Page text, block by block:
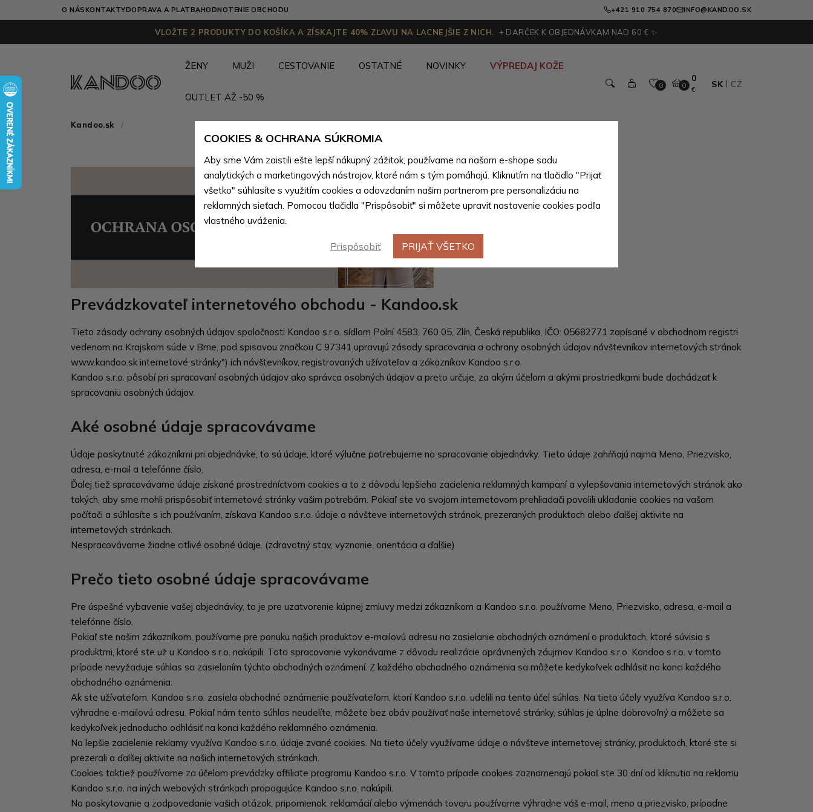
O NÁSKONTAKTYDOPRAVA A PLATBAHODNOTENIE OBCHODU +421 910 754 870 INFO@KANDOO.SK
VLOŽTE 2 PRODUKTY DO KOŠÍKA A ZÍSKAJTE 40% ZĽAVU NA LACNEJŠIE Z NICH. + DARČEK K OBJEDNÁVKAM NAD 60 € ✨
ŽENY MUŽI CESTOVANIE OSTATNÉ NOVINKY VÝPREDAJ KOŽE
OUTLET AŽ -50 %
0 0
0
€
SK CZ
Kandoo.sk
Prevádzkovateľ internetového obchodu - Kandoo.sk
Tieto zásady ochrany osobných údajov spoločnosti Kandoo s.r.o. sídlom Polní 4583, 760 05, Zlín, Česká republika, IČO: 05682771 zapísané v obchodnom registri
vedenom na Krajskom súde v Brne, pod spisovou značkou C 97341 upravujú zásady spracovania a ochrany osobných údajov návštevníkov internetových stránok
www.kandoo.sk internetové stránky") ich návštevníkov, registrovaných užívateľov a zákazníkov Kandoo s.r.o.
Kandoo s.r.o. pôsobí pri spracovaní osobných údajov ako správca osobných údajov a preto určuje, za akým účelom a akými prostriedkami bude dochádzať k
spracovaniu osobných údajov.
Aké osobné údaje spracovávame
Údaje poskytnuté zákazníkmi pri objednávke, to sú údaje, ktoré výlučne potrebujeme na spracovanie objednávky. Tieto údaje zahŕňajú najmä Meno, Priezvisko,
adresa, e-mail a telefónne číslo.
Ďalej tiež spracovávame údaje získané prostredníctvom cookies a to z dôvodu lepšieho zacielenia reklamných kampaní a vylepšovania internetových stránok ako
takých, aby sme mohli prispôsobiť internetové stránky vašim potrebám. Pokiaľ ste vo svojom internetovom prehliadači povolili ukladanie cookies na vašom
počítači a súhlasíte s ich používaním, získava Kandoo s.r.o. údaje o návšteve internetových stránok, prezeraných produktoch alebo ďalšej aktivite na
internetových stránkach.
Nespracovávame žiadne citlivé osobné údaje. (zdravotný stav, vyznanie, orientácia a ďalšie)
Prečo tieto osobné údaje spracovávame
Pre úspešné vybavenie vašej objednávky, to je pre uzatvorenie kúpnej zmluvy medzi zákazníkom a Kandoo s.r.o. používame Meno, Priezvisko, adresa, e-mail a
telefónne číslo.
Pokiaľ ste našim zákazníkom, používame pre ponuku našich produktov e-mailovú adresu na zasielanie obchodných oznámení o produktoch, ktoré súvisia s
produktmi, ktoré ste už u Kandoo s.r.o. nakúpili. Toto spracovanie vykonávame z dôvodu realizácie oprávnených záujmov Kandoo s.r.o. Kandoo s.r.o. v tomto
prípade nevyžaduje súhlas so zasielaním týchto obchodných oznámení. Z každého obchodného oznámenia sa môžete kedykoľvek odhlásiť na konci každého
obchodného oznámenia.
Ak ste užívateľom, Kandoo s.r.o. zasiela obchodné oznámenie používateľom, ktorí Kandoo s.r.o. udelili na tento účel súhlas. Na tieto účely využíva Kandoo s.r.o.
výhradne e-mailovú adresu. Pokiaľ nám tento súhlas neudelíte, môžete bez obáv používať naše internetové stránky, súhlas je úplne dobrovoľný a môžete sa
kedykoľvek jednoducho odhlásiť na konci každého reklamného oznámenia.
Na lepšie zacielenie reklamy využíva Kandoo s.r.o. údaje zvané cookies. Na tieto účely využívame údaje o návšteve internetovej stránky, produktoch, ktoré ste si
prezerali a ďalšej aktivite na našich internetových stránkach.
Cookies taktiež používame za účelom prevádzky affiliate programu Kandoo s.r.o. V tomto prípade cookies zaznamenajú pokiaľ ste 30 dní od kliknutia na reklamu
Kandoo s.r.o. na iných webových stránkach propagujúce Kandoo s.r.o. nakúpili.
Na poskytovanie a zodpovedanie vašich otázok, pripomienok, reklamácií alebo výmenách tovaru používame výhradne váš e-mail, meno a priezvisko, prípadne
COOKIES & OCHRANA SÚKROMIA
Aby sme Vám zaistili ešte lepší nákupný zážitok, používame na našom e-shope sadu
analytických a marketingových nástrojov, ktoré nám s tým pomáhajú. Kliknutím na tlačidlo "Prijať
všetko" súhlasíte s využitím cookies a odovzdaním našim partnerom pre personalizáciu na
reklamných sieťach. Pomocou tlačidla "Prispôsobiť" si môžete upraviť nastavenie cookies podľa
vlastného uváženia.
Prispôsobiť PRIJAŤ VŠETKO